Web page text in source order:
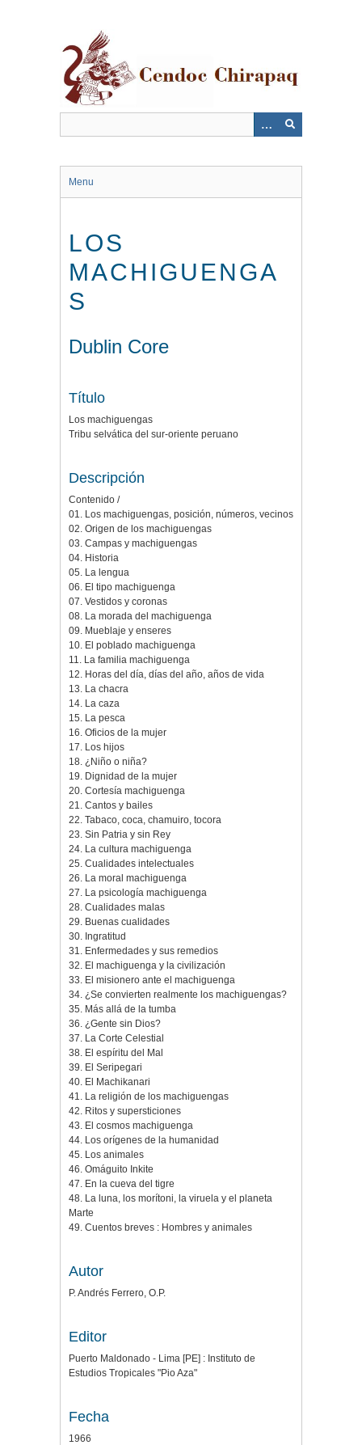
Menu
LOS
MACHIGUENGA
S
Dublin Core
Título
Los machiguengas
Tribu selvática del sur-oriente peruano
Descripción
Contenido /
01. Los machiguengas, posición, números, vecinos
02. Origen de los machiguengas
03. Campas y machiguengas
04. Historia
05. La lengua
06. El tipo machiguenga
07. Vestidos y coronas
08. La morada del machiguenga
09. Mueblaje y enseres
10. El poblado machiguenga
11. La familia machiguenga
12. Horas del día, días del año, años de vida
13. La chacra
14. La caza
15. La pesca
16. Oficios de la mujer
17. Los hijos
18. ¿Niño o niña?
19. Dignidad de la mujer
20. Cortesí­a machiguenga
21. Cantos y bailes
22. Tabaco, coca, chamuiro, tocora
23. Sin Patria y sin Rey
24. La cultura machiguenga
25. Cualidades intelectuales
26. La moral machiguenga
27. La psicologí­a machiguenga
28. Cualidades malas
29. Buenas cualidades
30. Ingratitud
31. Enfermedades y sus remedios
32. El machiguenga y la civilización
33. El misionero ante el machiguenga
34. ¿Se convierten realmente los machiguengas?
35. Más allá de la tumba
36. ¿Gente sin Dios?
37. La Corte Celestial
38. El espí­ritu del Mal
39. El Seripegari
40. El Machikanari
41. La religión de los machiguengas
42. Ritos y supersticiones
43. El cosmos machiguenga
44. Los orí­genes de la humanidad
45. Los animales
46. Omáguito Inkite
47. En la cueva del tigre
48. La luna, los morí­toni, la viruela y el planeta
Marte
49. Cuentos breves : Hombres y animales
Autor
P. Andrés Ferrero, O.P.
Editor
Puerto Maldonado - Lima [PE] : Instituto de
Estudios Tropicales "Pio Aza"
Fecha
1966